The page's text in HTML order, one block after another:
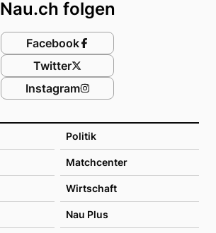
Politik
Matchcenter
Wirtschaft
Nau Plus
Nau.ch folgen
Facebook
Twitter
Instagram